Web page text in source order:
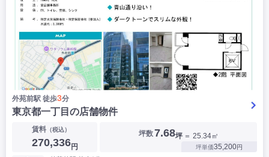
外苑前駅 徒歩3分
東京都一丁目の店舗物件
賃料（税込）
270,336円
坪数7.68坪 ＝ 25.34㎡
坪単価35,200円